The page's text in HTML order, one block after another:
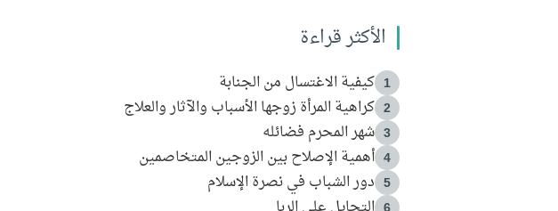
الأكثر قراءة
1 كيفية الاغتسال من الجنابة
2 كراهية المرأة زوجها الأسباب والآثار والعلاج
3 شهر المحرم فضائله
4 أهمية الإصلاح بين الزوجين المتخاصمين
5 دور الشباب في نصرة الإسلام
6